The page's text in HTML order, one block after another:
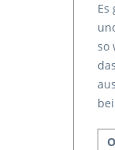
Es
so